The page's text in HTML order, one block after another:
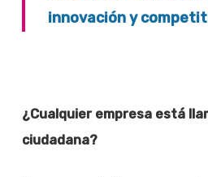
innovación y
¿Cualquier empresa está
ciudadana?